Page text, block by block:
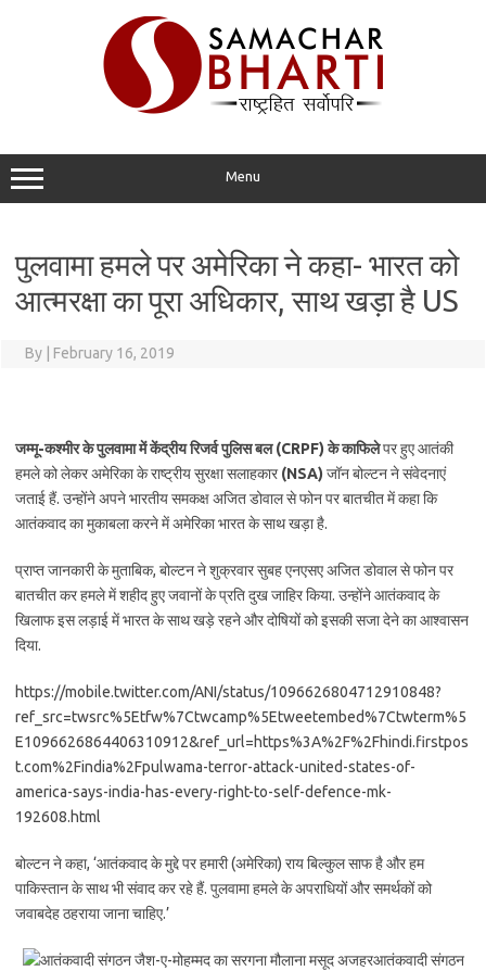
Menu
पुलवामा हमले पर अमेरिका ने कहा- भारत को
आत्मरक्षा का पूरा अधिकार, साथ खड़ा है US
By February 16, 2019
जम्मू-कश्मीर के पुलवामा में केंद्रीय रिजर्व पुलिस बल (CRPF) के काफिलेपर हुए आतंकी
हमले को लेकर अमेरिका के राष्ट्रीय सुरक्षा सलाहकार(NSA) जॉन बोल्टन ने संवेदनाएं
जताई हैं. उन्होंने अपने भारतीय समकक्ष अजित डोवाल से फोन पर बातचीत में कहा कि
आतंकवाद का मुकाबला करने में अमेरिका भारत के साथ खड़ा है.
प्राप्त जानकारी के मुताबिक, बोल्टन ने शुक्रवार सुबह एनएसए अजित डोवाल से फोन पर
बातचीत कर हमले में शहीद हुए जवानों के प्रति दुख जाहिर किया. उन्होंने आतंकवाद के
खिलाफ इस लड़ाई में भारत के साथ खड़े रहने और दोषियों को इसकी सजा देने का आश्वासन
दिया.
https://mobile.twitter.com/ANI/status/1096626804712910848?
ref_src=twsrc%5Etfw%7Ctwcamp%5Etweetembed%7Ctwterm%5
E1096626864406310912&ref_url=https%3A%2F%2Fhindi.firstpos
t.com%2Findia%2Fpulwama-terror-attack-united-states-of-
america-says-india-has-every-right-to-self-defence-mk-
192608.html
बोल्टन ने कहा, ‘आतंकवाद के मुद्दे पर हमारी (अमेरिका) राय बिल्कुल साफ है और हम
पाकिस्तान के साथ भी संवाद कर रहे हैं. पुलवामा हमले के अपराधियों और समर्थकों को
जवाबदेह ठहराया जाना चाहिए.’
आतंकवादी संगठन